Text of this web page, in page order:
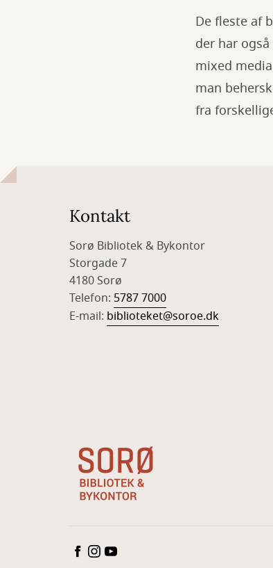
De fleste af
der har
mixed
man
fra
Kontakt
Sorø Bibliotek & Bykontor
Storgade 7
4180 Sorø
Telefon: 5787 7000
E-mail: biblioteket@soroe.dk